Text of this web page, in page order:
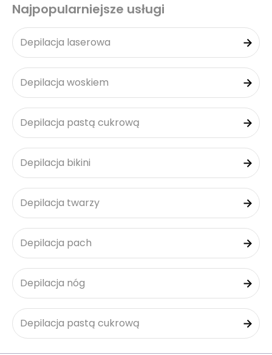
Najpopularniejsze usługi
Depilacja laserowa
Depilacja woskiem
Depilacja pastą cukrową
Depilacja bikini
Depilacja twarzy
Depilacja pach
Depilacja nóg
Depilacja pastą cukrową